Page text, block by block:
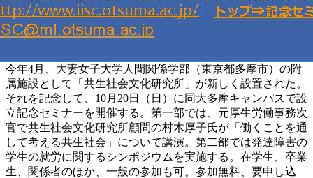
今年4月、大妻女子大学人間関係学部（東京都多摩市）の附
属施設として「共生社会文化研究所」が新しく設置された。
それを記念して、10月20日（日）に同大多摩キャンパスで設
立記念セミナーを開催する。第一部では、元厚生労働事務次
官で共生社会文化研究所顧問の村木厚子氏が「働くことを通
して考える共生社会」について講演。第二部では発達障害の
学生の就労に関するシンポジウムを実施する。在学生、卒業
生、関係者のほか、一般の参加も可。参加無料、要申し込